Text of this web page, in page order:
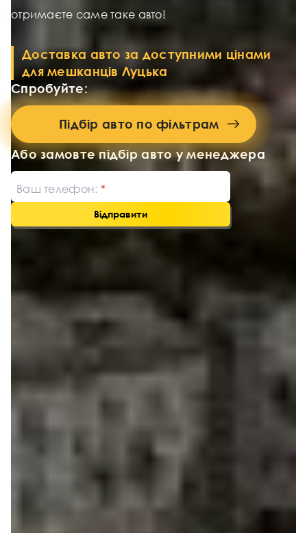
отримаєте саме таке авто!
Доставка авто за доступними цінами
для мешканців Луцька
Спробуйте:
Підбір авто по фільтрам
Або замовте підбір авто у менеджера
Ваш телефон:
Відправити